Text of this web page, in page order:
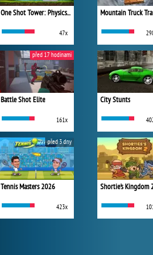
One Shot Tower: Physics Destroyer
47x
Battle Shot Elite
161x
před 17 hodinami
Tennis Masters 2026
423x
před 3 dny
Mountain Truck
City Stunts
Shortie's Kingdom